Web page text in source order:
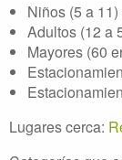
Niños (5 a 11)
Adultos (12 a
Mayores (60
Lugares cerca: